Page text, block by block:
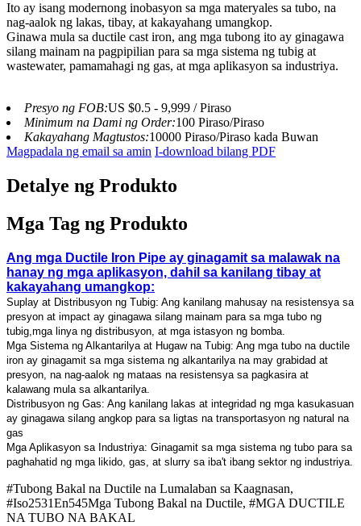
Ito ay isang modernong inobasyon sa mga materyales sa tubo, na
nag-aalok ng lakas, tibay, at kakayahang umangkop.
Ginawa mula sa ductile cast iron, ang mga tubong ito ay ginagawa
silang mainam na pagpipilian para sa mga sistema ng tubig at
wastewater, pamamahagi ng gas, at mga aplikasyon sa industriya.
Presyo ng FOB:US $0.5 - 9,999 / Piraso
Minimum na Dami ng Order:100 Piraso/Piraso
Kakayahang Magtustos:10000 Piraso/Piraso kada Buwan
Magpadala ng email sa amin I-download bilang PDF
Detalye ng Produkto
Mga Tag ng Produkto
Ang mga Ductile Iron Pipe ay ginagamit sa malawak na
hanay ng mga aplikasyon, dahil sa kanilang tibay at
kakayahang umangkop:
Suplay at Distribusyon ng Tubig: Ang kanilang mahusay na resistensya sa
presyon at impact ay ginagawa silang mainam para sa mga tubo ng
tubig,mga linya ng distribusyon, at mga istasyon ng bomba.
Mga Sistema ng Alkantarilya at Hugaw na Tubig: Ang mga tubo na ductile
iron ay ginagamit sa mga sistema ng alkantarilya na may grabidad at
presyon, na nag-aalok ng mataas na resistensya sa pagkasira at
kalawang mula sa alkantarilya.
Distribusyon ng Gas: Ang kanilang lakas at integridad ng mga kasukasuan
ay ginagawa silang angkop para sa ligtas na transportasyon ng natural na
gas
Mga Aplikasyon sa Industriya: Ginagamit sa mga sistema ng tubo para sa
paghahatid ng mga likido, gas, at slurry sa iba't ibang sektor ng industriya.
#Tubong Bakal na Ductile na Lumalaban sa Kaagnasan,
#Iso2531En545Mga Tubong Bakal na Ductile, #MGA DUCTILE
NA TUBO NA BAKAL